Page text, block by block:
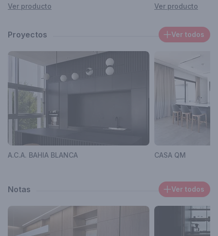
Ver producto
Ver producto
Proyectos Ver todos
A.C.A. BAHIA BLANCA CASA QM
Notas Ver todos